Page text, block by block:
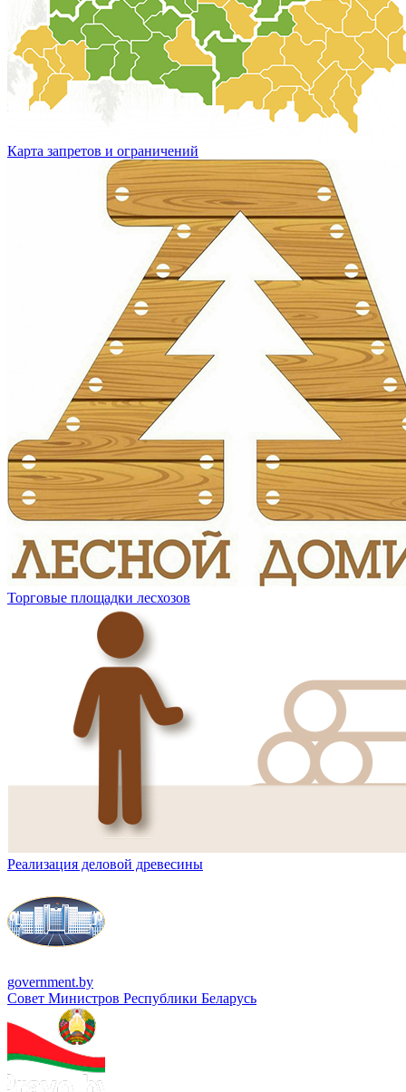
Карта запретов и ограничений
Торговые площадки лесхозов
Реализация деловой древесины
government.by
Совет Министров Республики Беларусь